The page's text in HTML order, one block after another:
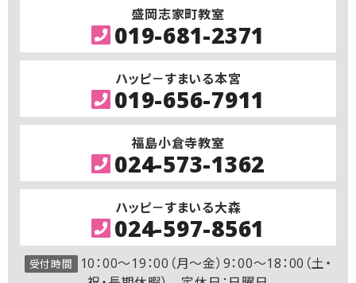
盛岡志家町教室
019-681-2371
ハッピ－すまいる本宮
019-656-7911
福島小倉寺教室
024-573-1362
ハッピ－すまいる大森
024-597-8561
受付時間
10：00～19：00（月～金）9：00～18：00（土・